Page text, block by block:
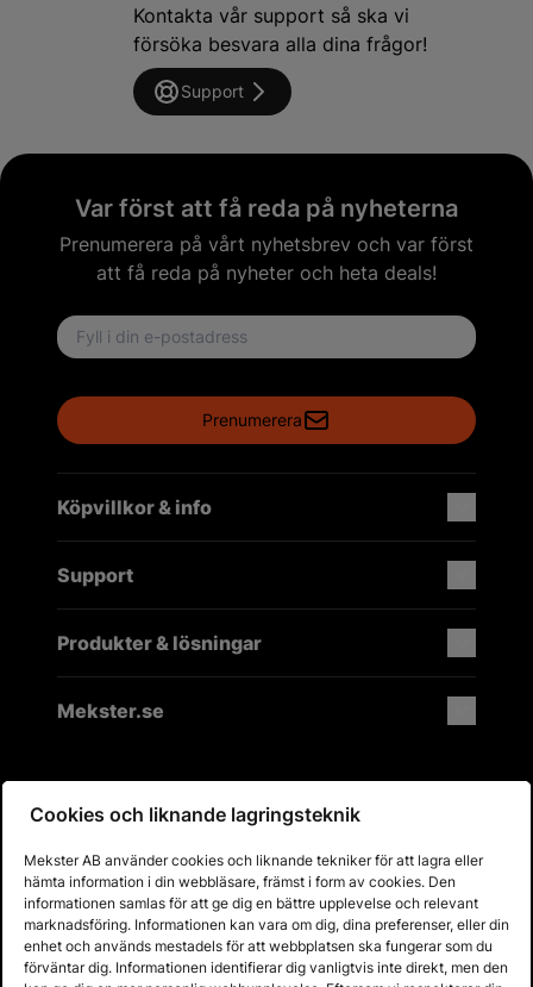
Kontakta vår support så ska vi
försöka besvara alla dina frågor!
Support
Var först att få reda på nyheterna
Prenumerera på vårt nyhetsbrev och var först
att få reda på nyheter och heta deals!
Email address
Prenumerera
Köpvillkor & info
Support
Produkter & lösningar
Mekster.se
Prisgaranti på reservdelar
60 dagars öppet köp
Fria returer
Cookies och liknande lagringsteknik
Mekster AB använder cookies och liknande tekniker för att lagra eller
hämta information i din webbläsare, främst i form av cookies. Den
informationen samlas för att ge dig en bättre upplevelse och relevant
marknadsföring. Informationen kan vara om dig, dina preferenser, eller din
enhet och används mestadels för att webbplatsen ska fungerar som du
förväntar dig. Informationen identifierar dig vanligtvis inte direkt, men den